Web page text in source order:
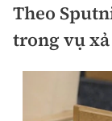
Thời sự
Chính trị
Chỉ đạo điều
Giao thông
Theo
trong vụ